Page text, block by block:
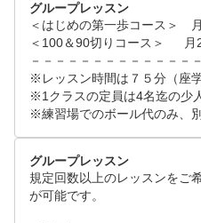
■実践の場をご用意しており
ださい！スクール内の大会
一年を通じて各地でコンペ
■ルール・マナー・理論等を
しましょう！全てが揃うワ
グループレッスン
＜はじめの第一歩コース＞　月2回￥
＜100＆90切りコース＞	　月2回￥6,600	月4回￥8,800
－－－－－－－－－－－－－
※レッスン時間は７５分（座
※1クラスの定員は4名迄の少
※練習場でのボール代のみ、
グループレッスン
規定回数以上のレッスンをご
が可能です。